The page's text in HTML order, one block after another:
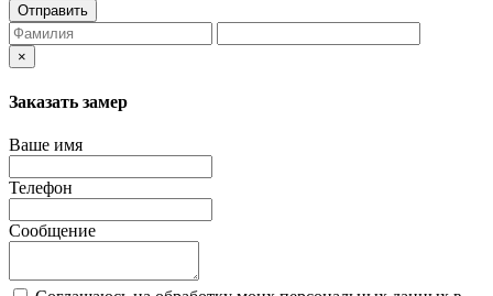
Отправить
×
Заказать замер
Ваше имя
Телефон
Сообщение